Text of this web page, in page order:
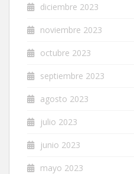
diciembre 2023
noviembre 2023
octubre 2023
septiembre 2023
agosto 2023
julio 2023
junio 2023
mayo 2023